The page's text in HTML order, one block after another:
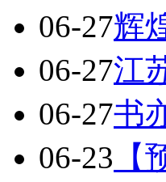
06-27辉
06-27江
06-27书
06-23